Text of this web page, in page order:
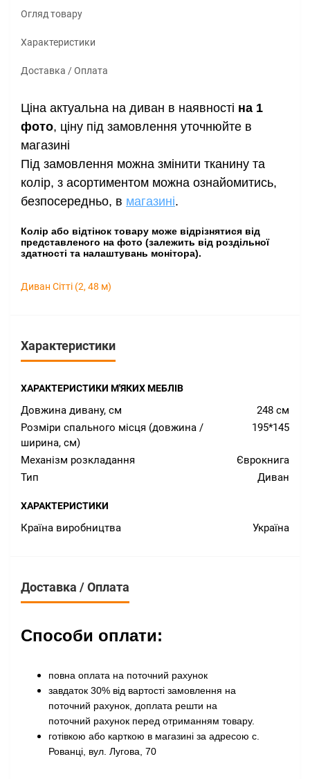
Огляд товару
Характеристики
Доставка / Оплата
Ціна актуальна на диван в наявності на 1
фото, ціну під замовлення уточнюйте в
магазині
Під замовлення можна змінити тканину та
колір, з асортиментом можна ознайомитись,
безпосередньо, в магазині.
Колір або відтінок товару може відрізнятися від
представленого на фото (залежить від роздільної
здатності та налаштувань монітора).
Диван Сітті (2, 48 м)
Характеристики
ХАРАКТЕРИСТИКИ М'ЯКИХ МЕБЛІВ
Довжина дивану, см
248 см
Розміри спального місця (довжина /
ширина, см)
195*145
Механізм розкладання
Єврокнига
Тип
Диван
ХАРАКТЕРИСТИКИ
Країна виробництва Україна
Доставка / Оплата
Способи оплати:
повна оплата на поточний рахунок
завдаток 30% від вартості замовлення на
поточний рахунок, доплата решти на
поточний рахунок перед отриманням товару.
готівкою або карткою в магазині за адресою с.
Рованці, вул. Лугова, 70